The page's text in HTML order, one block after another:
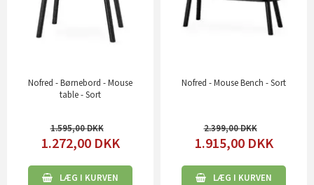
Nofred - Børnebord - Mouse
table - Sort
1.595,00
1.272,00 DKK
LÆG I KURVEN
Nofred - Mouse Bench - Sort
2.399,00
1.915,00 DKK
LÆG I KURVEN